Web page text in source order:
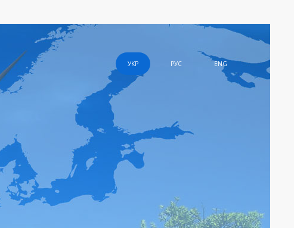
УКР РУС ENG